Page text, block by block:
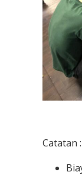
Catatan :